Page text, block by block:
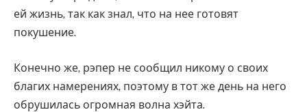
ей жизнь, так как знал, что на нее готовят
покушение.
Конечно же, рэпер не сообщил никому о своих
благих намерениях, поэтому в тот же день на него
обрушилась огромная волна хэйта.